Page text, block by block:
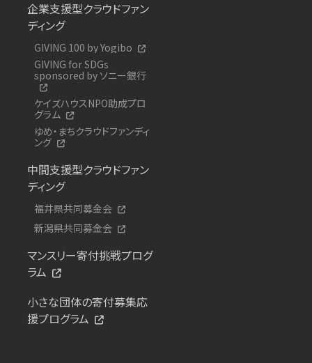
企業支援型クラウドファン
ディング
GIVING 100 by Yogibo
GIVING for SDGs
sponsored by ソニー銀行
ケイズハウスNPO助成プロ
グラム
ゆめ・まちクラウドファンディ
ング
中間支援型クラウドファン
ディング
福井県共同募金会
新潟県共同募金会
マンスリー寄付挑戦プログ
ラム
小さな団体の寄付募集応
援プログラム